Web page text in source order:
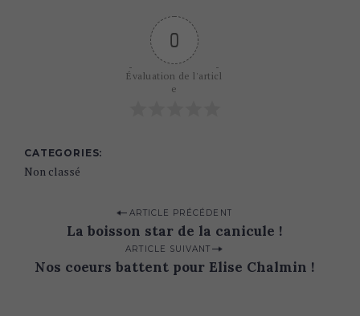
0
Évaluation de l'articl
e
CATEGORIES
Non classé
ARTICLE PRÉCÉDENT
La boisson star de la canicule !
ARTICLE SUIVANT
Nos coeurs battent pour Elise Chalmin !